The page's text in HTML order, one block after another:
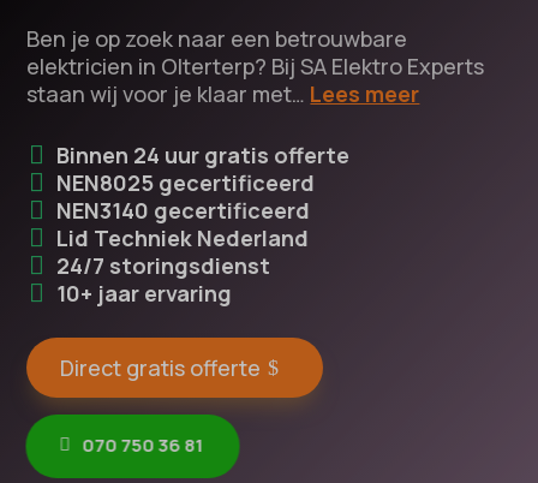
Ben je op zoek naar een betrouwbare
elektricien in Olterterp? Bij SA Elektro Experts
staan wij voor je klaar met… Lees meer
Binnen 24 uur gratis offerte
NEN8025 gecertificeerd
NEN3140 gecertificeerd
Lid Techniek Nederland
24/7 storingsdienst
10+ jaar ervaring
Direct gratis offerte
070 750 36 81